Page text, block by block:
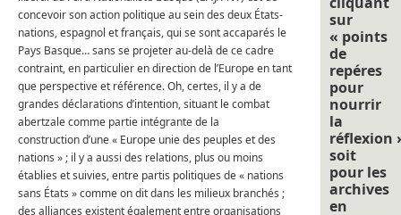
concevoir son action politique au sein des deux États-
nations, espagnol et français, qui se sont accaparés le
Pays Basque… sans se projeter au-delà de ce cadre
contraint, en particulier en direction de l’Europe en tant
que perspective et référence. Oh, certes, il y a de
grandes déclarations d’intention, situant le combat
abertzale comme partie intégrante de la
construction d’une « Europe unie des peuples et des
nations » ; il y a aussi des relations, plus ou moins
établies et suivies, entre partis politiques de « nations
sans États » comme on dit dans les milieux branchés ;
des alliances existent également entre organisations
sur
« points
de
repéres
pour
nourrir
la
réflexion
soit
pour les
archives
en